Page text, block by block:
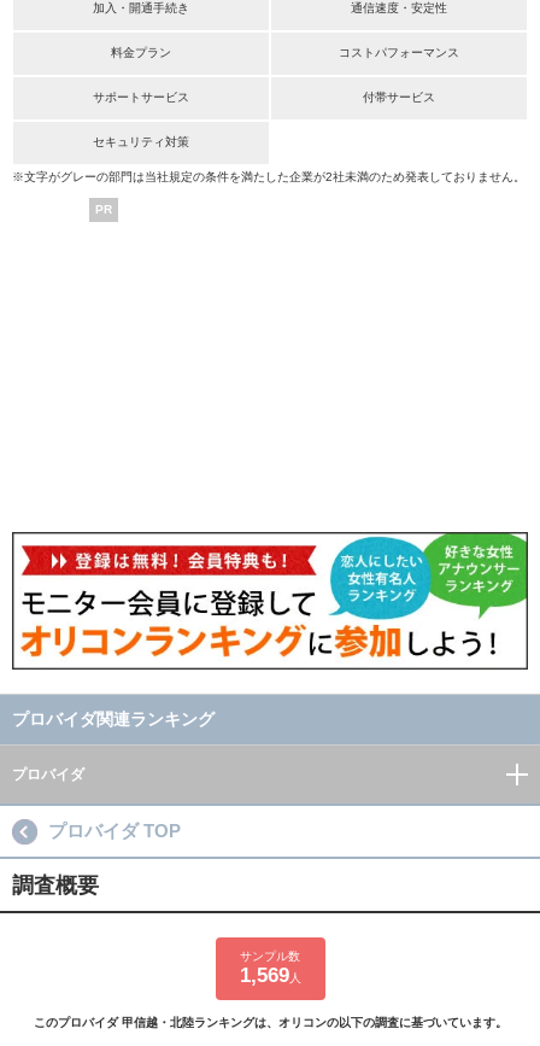
加入・開通手続き 通信速度・安定性
料金プラン コストパフォーマンス
サポートサービス 付帯サービス
セキュリティ対策
※文字がグレーの部門は当社規定の条件を満たした企業が2社未満のため発表しておりません。
PR
プロバイダ関連ランキング
プロバイダ
プロバイダ TOP
調査概要
サンプル数
1,569人
このプロバイダ 甲信越・北陸ランキングは、オリコンの以下の調査に基づいています。